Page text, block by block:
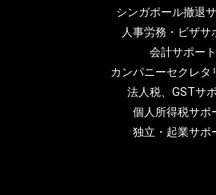
シンガポール撤退
人事労務・ビザサ
会計サポート
カンパニーセクレタ
法人税、GSTサ
個人所得税サポ
独立・起業サポ